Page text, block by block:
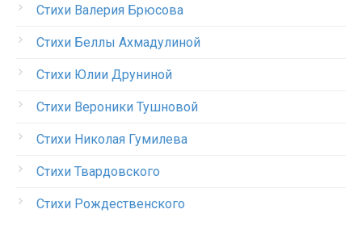
Стихи Валерия Брюсова
Стихи Беллы Ахмадулиной
Стихи Юлии Друниной
Стихи Вероники Тушновой
Стихи Николая Гумилева
Стихи Твардовского
Стихи Рождественского